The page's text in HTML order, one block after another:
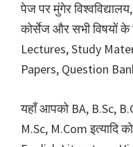
पेज पर मुंगेर
कोर्सेज और सभी विषयों
Lectures, Study
Papers, Question
यहाँ आपको BA, B.Sc,
M.Sc, M.Com